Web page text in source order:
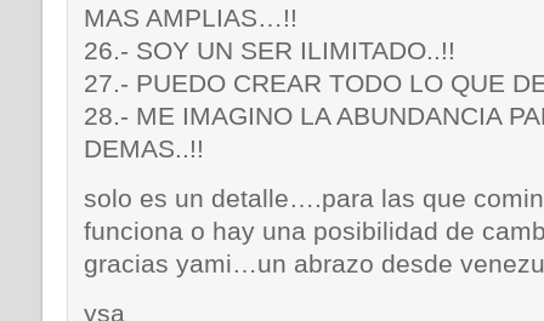
MAS AMPLIAS…!!
26.- SOY UN SER ILIMITADO..!!
27.- PUEDO CREAR TODO LO QUE
28.- ME IMAGINO LA ABUNDANCIA
DEMAS..!!
solo es un detalle….para las que
funciona o hay una posibilidad de
gracias yami…un abrazo desde
ysa